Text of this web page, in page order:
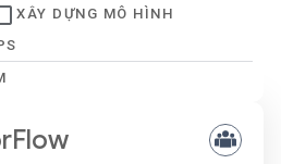
XÂY DỰNG MÔ HÌNH